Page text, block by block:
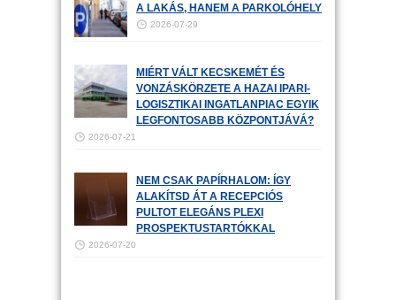
A LAKÁS, HANEM A PARKOLÓHELY
2026-07-29
MIÉRT VÁLT KECSKEMÉT ÉS
VONZÁSKÖRZETE A HAZAI IPARI-
LOGISZTIKAI INGATLANPIAC EGYIK
LEGFONTOSABB KÖZPONTJÁVÁ?
2026-07-21
NEM CSAK PAPÍRHALOM: ÍGY
ALAKÍTSD ÁT A RECEPCIÓS
PULTOT ELEGÁNS PLEXI
PROSPEKTUSTARTÓKKAL
2026-07-20